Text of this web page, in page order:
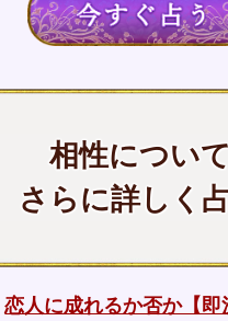
相性について
さらに詳しく
恋人に成れるか否か【